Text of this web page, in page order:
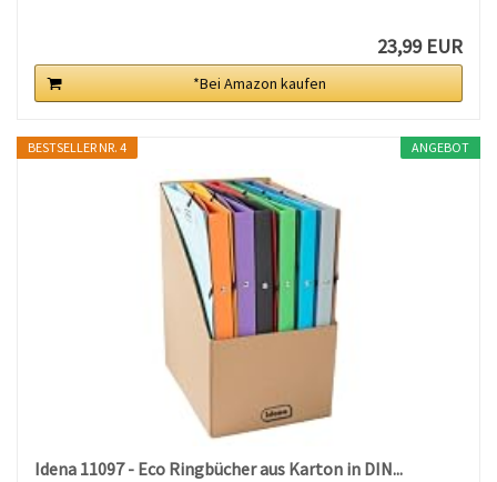
23,99 EUR
*Bei Amazon kaufen
ANGEBOT
BESTSELLER NR. 4
Idena 11097 - Eco Ringbücher aus Karton in DIN...